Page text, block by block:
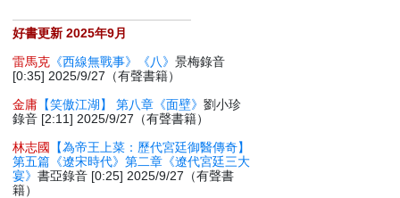
好書更新 2025年9月
雷馬克 《西線無戰事》《八》景梅錄音
[0:35] 2025/9/27（有聲書籍）
金庸 【笑傲江湖】 第八章《面壁》劉小珍
錄音 [2:11] 2025/9/27（有聲書籍）
林志國
【為帝王上菜：歷代宮廷御醫傳奇】
第五篇《遼宋時代》第二章《遼代宮廷三大
宴》書亞錄音 [0:25] 2025/9/27（有聲書
籍）